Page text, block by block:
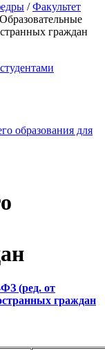
/Факультет
граждан
образования для
(ред. от
граждан